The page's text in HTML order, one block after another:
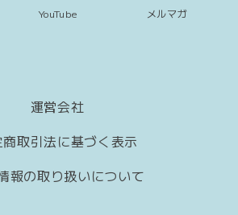
YouTube メルマガ
運営会社
取引法に基づく表示
報の取り扱いについて